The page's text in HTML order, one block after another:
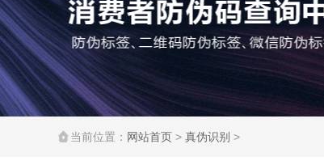
当前位置： 网站首页 > 真伪识别 >